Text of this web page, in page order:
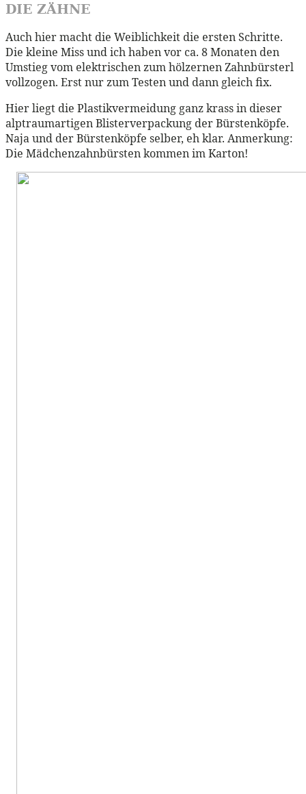
DIE ZÄHNE
Auch hier macht die Weiblichkeit die ersten Schritte.
Die kleine Miss und ich haben vor ca. 8 Monaten den
Umstieg vom elektrischen zum hölzernen Zahnbürsterl
vollzogen. Erst nur zum Testen und dann gleich fix.
Hier liegt die Plastikvermeidung ganz krass in dieser
alptraumartigen Blisterverpackung der Bürstenköpfe.
Naja und der Bürstenköpfe selber, eh klar. Anmerkung:
Die Mädchenzahnbürsten kommen im Karton!